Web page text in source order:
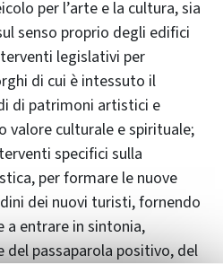
per l’arte e la cultura, sia
senso proprio degli edifici
legislativi per
di cui è intessuto il
di patrimoni artistici e
valore culturale e spirituale;
specifici sulla
per formare le nuove
dei nuovi turisti, fornendo
a entrare in sintonia,
passaparola positivo, del